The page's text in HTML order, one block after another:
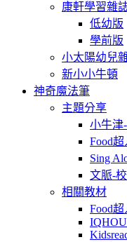
康軒學習雜
低幼版
學前版
小太陽幼兒
新小小牛頓
神奇魔法筆
主題分享
小牛津
Food
Sing
文脈-
相關教材
Food超